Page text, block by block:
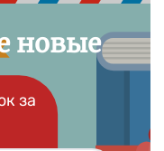
новые
за